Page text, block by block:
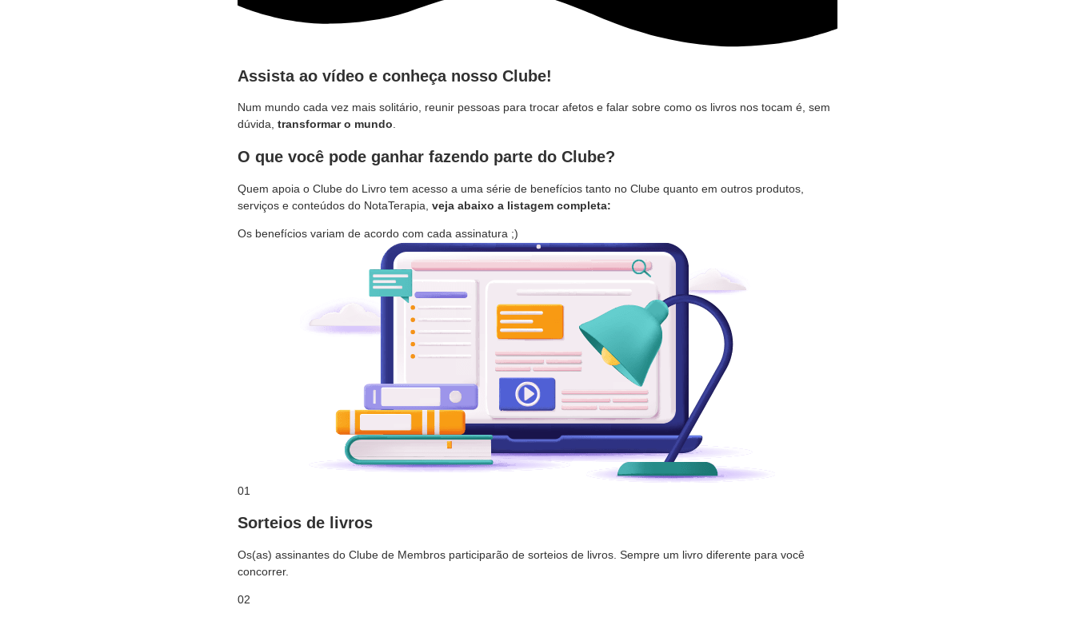
Assista ao vídeo e conheça nosso Clube!
Num mundo cada vez mais solitário, reunir pessoas para trocar afetos e falar sobre como os livros nos tocam é, sem
dúvida, transformar o mundo.
O que você pode ganhar fazendo parte do Clube?
Quem apoia o Clube do Livro tem acesso a uma série de benefícios tanto no Clube quanto em outros produtos,
serviços e conteúdos do NotaTerapia, veja abaixo a listagem completa:
Os benefícios variam de acordo com cada assinatura ;)
01
Sorteios de livros
Os(as) assinantes do Clube de Membros participarão de sorteios de livros. Sempre um livro diferente para você
concorrer.
02